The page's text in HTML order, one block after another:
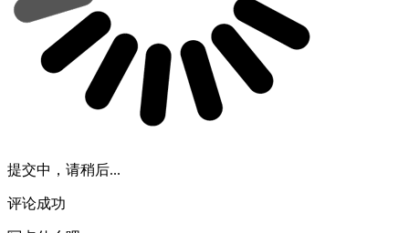
提交中，请稍后...
评论成功